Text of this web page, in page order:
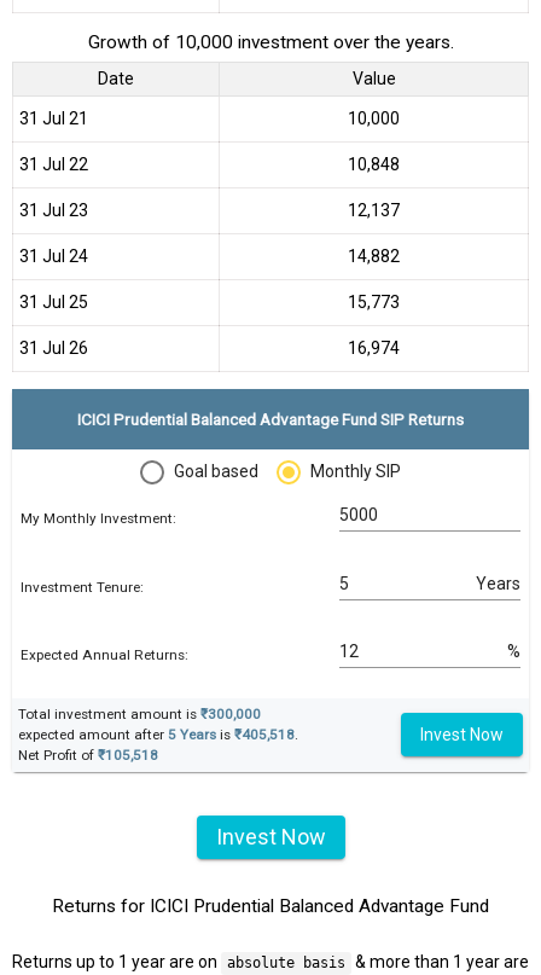
Growth of 10,000 investment over the years.
Date Value
31 Jul 21 ₹10,000
31 Jul 22 ₹10,848
31 Jul 23 ₹12,137
31 Jul 24 ₹14,882
31 Jul 25 ₹15,773
31 Jul 26 ₹16,974
ICICI Prudential Balanced Advantage Fund SIP Returns
Goal based Monthly SIP
My Monthly Investment:
Investment Tenure: Years
Expected Annual Returns: %
Total investment amount is ₹300,000
expected amount after 5 Years is ₹405,518.
Net Profit of ₹105,518
Invest Now
Invest Now
Returns for ICICI Prudential Balanced Advantage Fund
Returns up to 1 year are on absolute basis
& more than 1 year are